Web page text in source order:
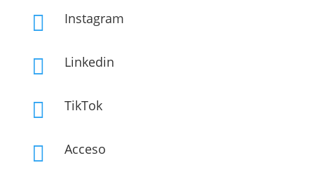
 Instagram
 Linkedin
 TikTok
 Acceso